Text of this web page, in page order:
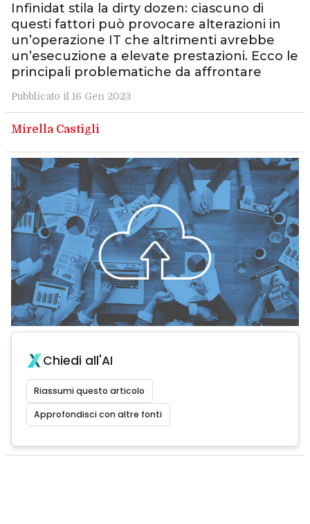
Infinidat stila la dirty dozen: ciascuno di
questi fattori può provocare alterazioni in
un’operazione IT che altrimenti avrebbe
un’esecuzione a elevate prestazioni. Ecco le
principali problematiche da affrontare
Pubblicato il 16 Gen 2023
Mirella Castigli
Chiedi all'AI
Riassumi questo articolo
Approfondisci con altre fonti